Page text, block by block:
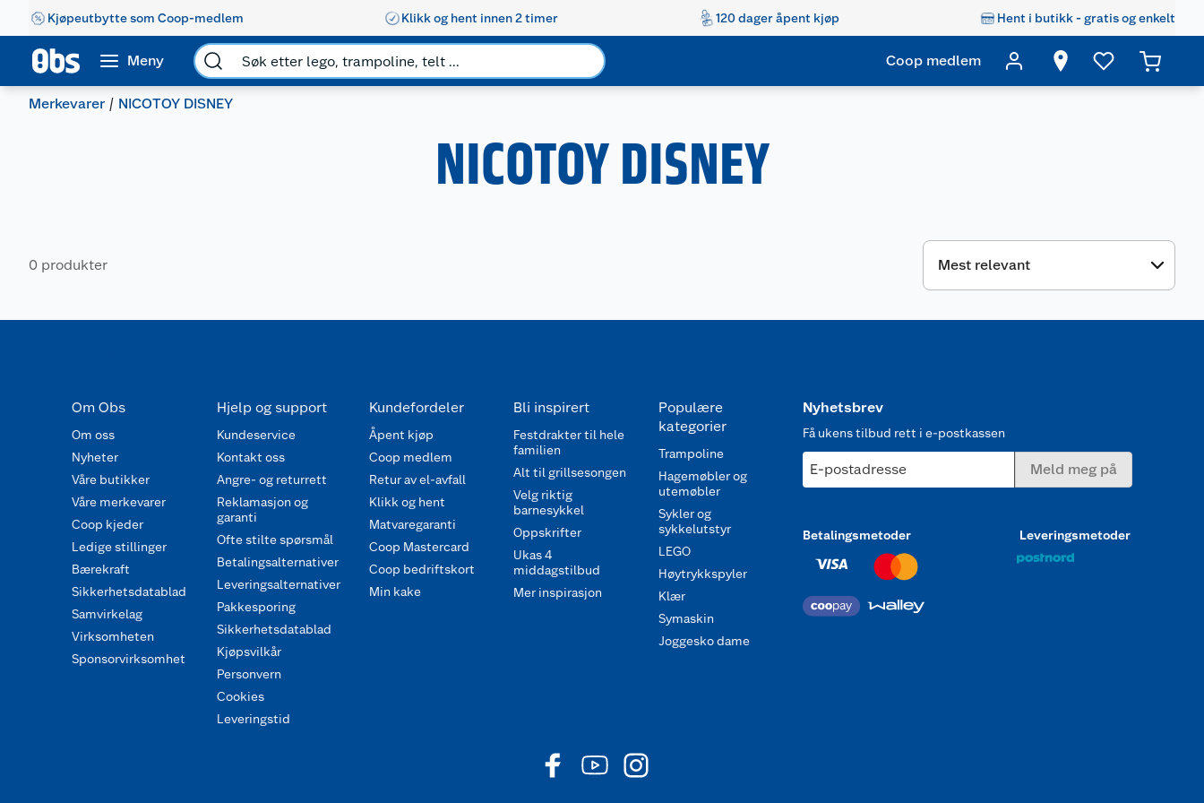
Kjøpeutbytte som Coop-medlem Klikk og hent innen 2 timer 120 dager åpent kjøp Hent i butikk - gratis og enkelt
Meny Coop medlem
Merkevarer NICOTOY DISNEY
NICOTOY DISNEY
0 produkter
Om Obs
Om oss
Nyheter
Våre butikker
Våre merkevarer
Coop kjeder
Ledige stillinger
Bærekraft
Sikkerhetsdatablad
Samvirkelag
Virksomheten
Sponsorvirksomhet
Hjelp og support
Kundeservice
Kontakt oss
Angre- og returrett
Reklamasjon og
garanti
Ofte stilte spørsmål
Betalingsalternativer
Leveringsalternativer
Pakkesporing
Sikkerhetsdatablad
Kjøpsvilkår
Personvern
Cookies
Leveringstid
Kundefordeler
Åpent kjøp
Coop medlem
Retur av el-avfall
Klikk og hent
Matvaregaranti
Coop Mastercard
Coop bedriftskort
Min kake
Bli inspirert
Festdrakter til hele
familien
Alt til grillsesongen
Velg riktig
barnesykkel
Oppskrifter
Ukas 4
middagstilbud
Mer inspirasjon
Populære
kategorier
Trampoline
Hagemøbler og
utemøbler
Sykler og
sykkelutstyr
LEGO
Høytrykkspyler
Klær
Symaskin
Joggesko dame
Nyhetsbrev
Få ukens tilbud rett i e-postkassen
E-postadresse Meld meg på
Betalingsmetoder Leveringsmetoder